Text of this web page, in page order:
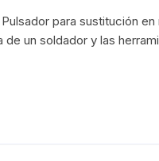
para sustitución
de un soldador y las